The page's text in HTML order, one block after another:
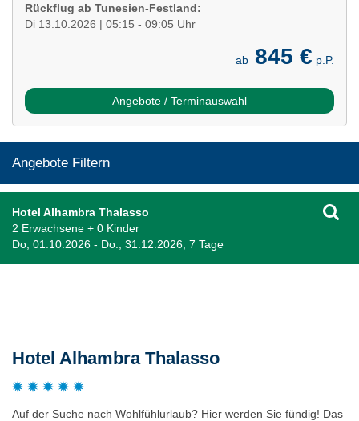
Rückflug ab Tunesien-Festland:
Di 13.10.2026 | 05:15 - 09:05 Uhr
ab 845 € p.P.
Angebote / Terminauswahl
Angebote Filtern
Hotel Alhambra Thalasso
2 Erwachsene + 0 Kinder
Do, 01.10.2026 - Do., 31.12.2026, 7 Tage
Hotel Alhambra Thalasso
Auf der Suche nach Wohlfühlurlaub? Hier werden Sie fündig! Das